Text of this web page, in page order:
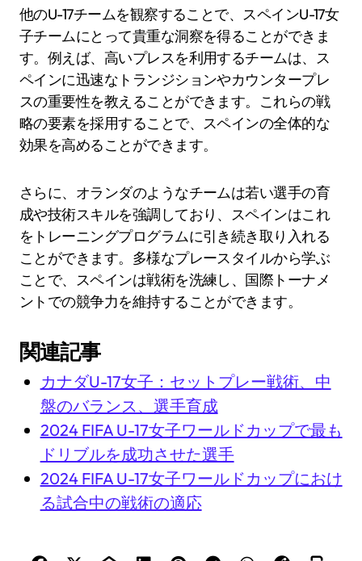
他のU-17チームを観察することで、スペインU-17女
子チームにとって貴重な洞察を得ることができま
す。例えば、高いプレスを利用するチームは、ス
ペインに迅速なトランジションやカウンタープレ
スの重要性を教えることができます。これらの戦
略の要素を採用することで、スペインの全体的な
効果を高めることができます。
さらに、オランダのようなチームは若い選手の育
成や技術スキルを強調しており、スペインはこれ
をトレーニングプログラムに引き続き取り入れる
ことができます。多様なプレースタイルから学ぶ
ことで、スペインは戦術を洗練し、国際トーナメ
ントでの競争力を維持することができます。
関連記事
カナダU-17女子：セットプレー戦術、中
盤のバランス、選手育成
2024 FIFA U-17女子ワールドカップで最も
ドリブルを成功させた選手
2024 FIFA U-17女子ワールドカップにおけ
る試合中の戦術の適応